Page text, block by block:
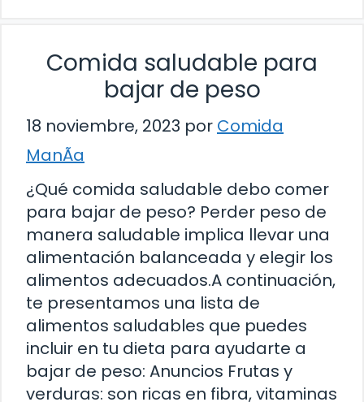
Comida saludable para
bajar de peso
18 noviembre, 2023 por Comida
ManÃ­a
¿Qué comida saludable debo comer
para bajar de peso? Perder peso de
manera saludable implica llevar una
alimentación balanceada y elegir los
alimentos adecuados.A continuación,
te presentamos una lista de
alimentos saludables que puedes
incluir en tu dieta para ayudarte a
bajar de peso: Anuncios Frutas y
verduras: son ricas en fibra, vitaminas